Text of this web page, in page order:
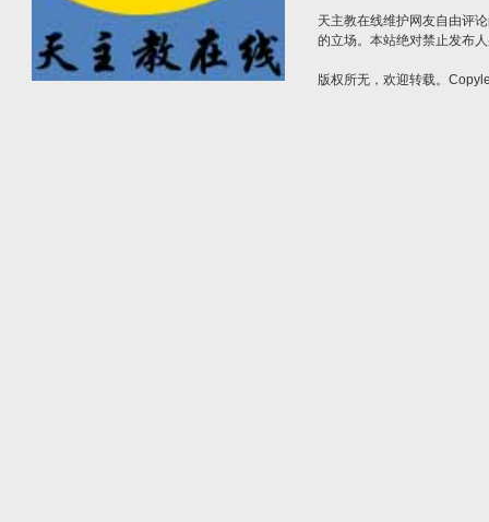
天主教在线维护网友自由评
的立场。本站绝对禁止发布
版权所无，欢迎转载。